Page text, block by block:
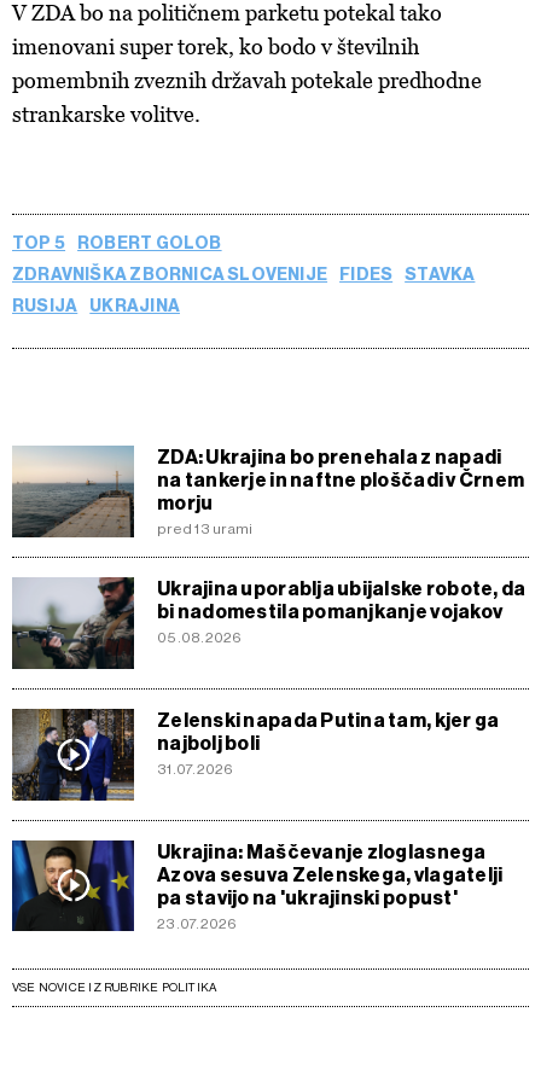
kliknete možnost »Prikaži podrobnosti«. Privolitev lahko
kadar koli prekličete brez kakršnih koli posledic.
V ZDA bo na političnem parketu potekal tako
imenovani super torek, ko bodo v številnih
pomembnih zveznih državah potekale predhodne
strankarske volitve.
TOP 5
ROBERT GOLOB
ZDRAVNIŠKA ZBORNICA SLOVENIJE
FIDES STAVKA
RUSIJA
UKRAJINA
ZDA: Ukrajina bo prenehala z napadi
na tankerje in naftne ploščadi v Črnem
morju
pred 13 urami
Ukrajina uporablja ubijalske robote, da
bi nadomestila pomanjkanje vojakov
05.08.2026
Zelenski napada Putina tam, kjer ga
najbolj boli
31.07.2026
Ukrajina: Maščevanje zloglasnega
Azova sesuva Zelenskega, vlagatelji
pa stavijo na 'ukrajinski popust'
23.07.2026
VSE NOVICE IZ RUBRIKE POLITIKA